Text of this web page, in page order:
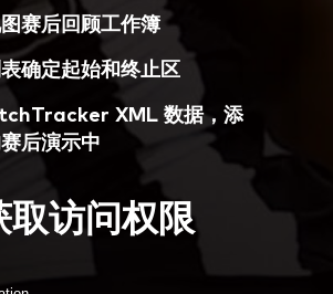
赛后回顾工作簿
确定起始和终止区
XML 数据，添
后演示中
取访问权限